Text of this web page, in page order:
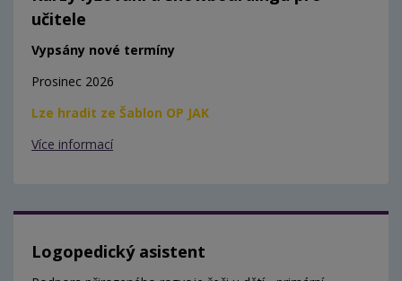
učitele
Vypsány nové termíny
Prosinec 2026
Lze hradit ze Šablon OP JAK
Více informací
Logopedický asistent